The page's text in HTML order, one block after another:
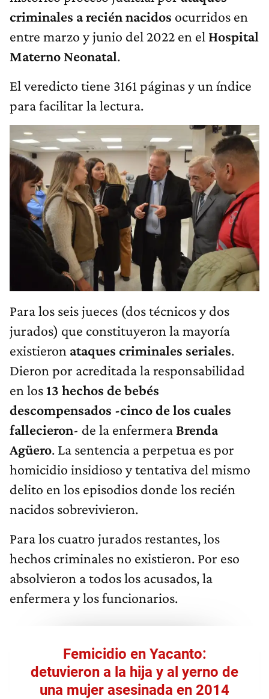
criminales a recién nacidos ocurridos en
entre marzo y junio del 2022 en el Hospital
Materno Neonatal.
El veredicto tiene 3161 páginas y un índice
para facilitar la lectura.
Para los seis jueces (dos técnicos y dos
jurados) que constituyeron la mayoría
existieron ataques criminales seriales.
Dieron por acreditada la responsabilidad
en los13 hechos de bebés
descompensados -cinco de los cuales
fallecieron- de la enfermera Brenda
Agüero. La sentencia a perpetua es por
homicidio insidioso y tentativa del mismo
delito en los episodios donde los recién
nacidos sobrevivieron.
Para los cuatro jurados restantes, los
hechos criminales no existieron. Por eso
absolvieron a todos los acusados, la
enfermera y los funcionarios.
Femicidio en Yacanto:
detuvieron a la hija y al yerno de
una mujer asesinada en 2014